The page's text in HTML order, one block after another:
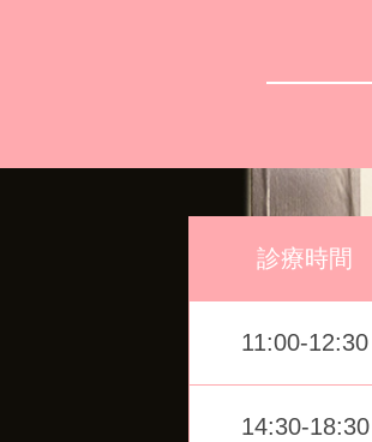
診療時間
11:00-12:30
14:30-18:30